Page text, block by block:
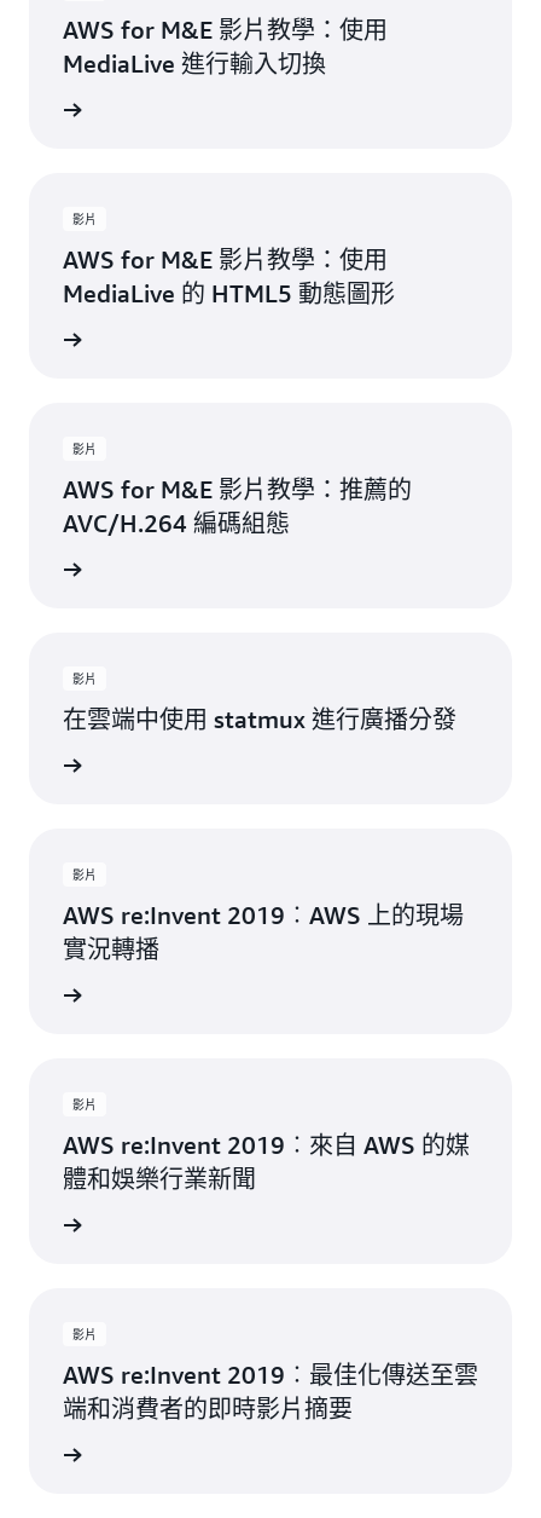
AWS for M&E 影片教學：使用
MediaLive 進行輸入切換
影片
AWS for M&E 影片教學：使用
MediaLive 的 HTML5 動態圖形
影片
AWS for M&E 影片教學：推薦的
AVC/H.264 編碼組態
影片
在雲端中使用 statmux 進行廣播分發
影片
AWS re:Invent 2019︰AWS 上的現場
實況轉播
影片
AWS re:Invent 2019︰來自 AWS 的媒
體和娛樂行業新聞
影片
AWS re:Invent 2019︰最佳化傳送至雲
端和消費者的即時影片摘要